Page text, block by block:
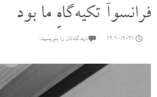
فرانسوآ تکیه‌گاهِ ما بود
12/10/2021 دیدگاه‌تان را بنویسید: